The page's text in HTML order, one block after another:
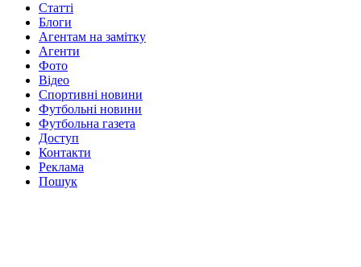
Статті
Блоги
Агентам на замітку
Агенти
Фото
Відео
Спортивні новини
Футбольні новини
Футбольна газета
Доступ
Контакти
Реклама
Пошук